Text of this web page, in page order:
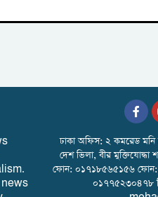
ঢাকা অফিস: ২ কমরেড মনি
দেশ ভিলা, বীর মুক্তিযোদ্ধা
ফোন: ০১৭১৮৫৬৫১৫৬ ফোন:
০১৭৭৫২৩০৪৭৮